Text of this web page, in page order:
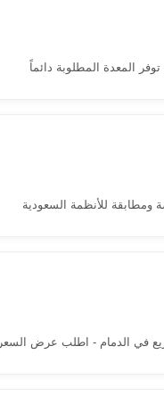
المعدة المطلوبة دائماً
ومطابقة للأنظمة السعودية
في الدمام - اطلب عرض السعر